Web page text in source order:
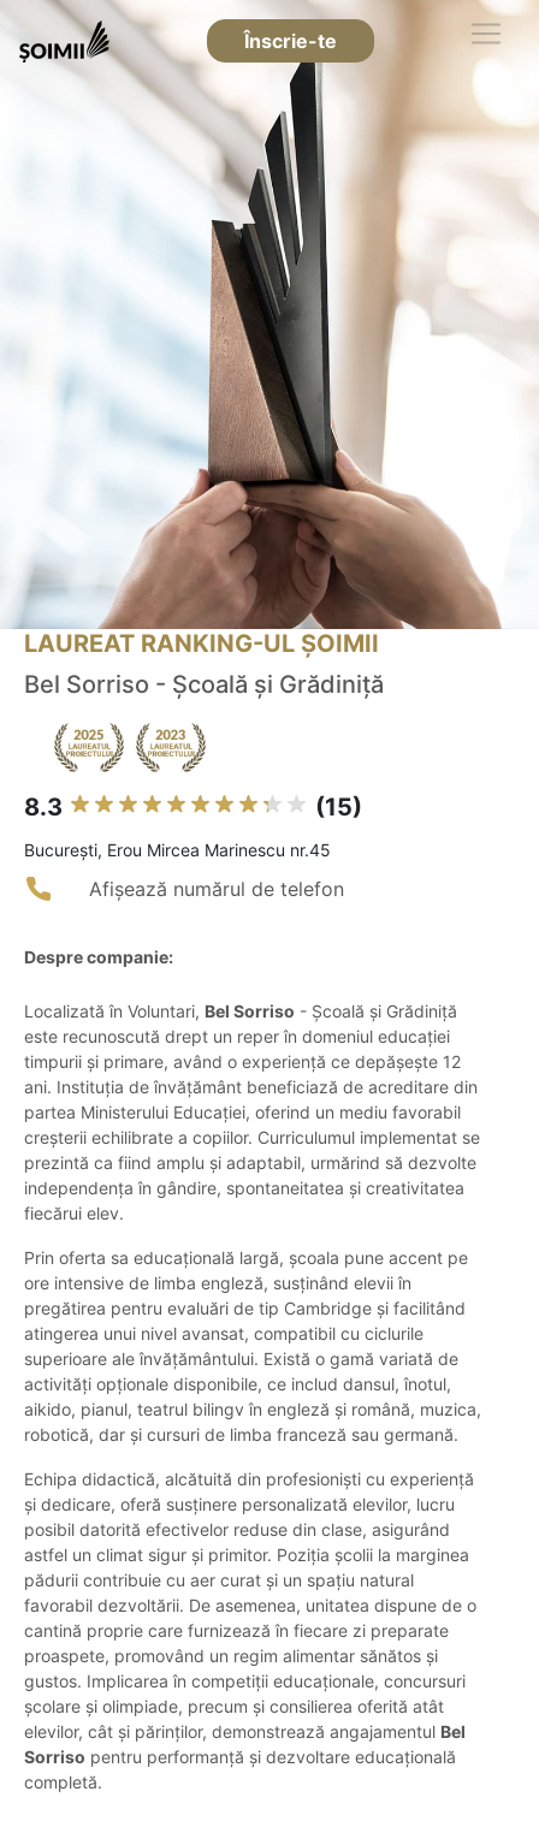
Înscrie-te
LAUREAT RANKING-UL ȘOIMII
Bel Sorriso - Școală și Grădiniță
8.3 (15)
Bucureşti, Erou Mircea Marinescu nr.45
Afișează numărul de telefon
Despre companie:
Localizată în Voluntari, Bel Sorriso - Școală și Grădiniță
este recunoscută drept un reper în domeniul educației
timpurii și primare, având o experiență ce depășește 12
ani. Instituția de învățământ beneficiază de acreditare din
partea Ministerului Educației, oferind un mediu favorabil
creșterii echilibrate a copiilor. Curriculumul implementat se
prezintă ca fiind amplu și adaptabil, urmărind să dezvolte
independența în gândire, spontaneitatea și creativitatea
fiecărui elev.
Prin oferta sa educațională largă, școala pune accent pe
ore intensive de limba engleză, susținând elevii în
pregătirea pentru evaluări de tip Cambridge și facilitând
atingerea unui nivel avansat, compatibil cu ciclurile
superioare ale învățământului. Există o gamă variată de
activități opționale disponibile, ce includ dansul, înotul,
aikido, pianul, teatrul bilingv în engleză și română, muzica,
robotică, dar și cursuri de limba franceză sau germană.
Echipa didactică, alcătuită din profesioniști cu experiență
și dedicare, oferă susținere personalizată elevilor, lucru
posibil datorită efectivelor reduse din clase, asigurând
astfel un climat sigur și primitor. Poziția școlii la marginea
pădurii contribuie cu aer curat și un spațiu natural
favorabil dezvoltării. De asemenea, unitatea dispune de o
cantină proprie care furnizează în fiecare zi preparate
proaspete, promovând un regim alimentar sănătos și
gustos. Implicarea în competiții educaționale, concursuri
școlare și olimpiade, precum și consilierea oferită atât
elevilor, cât și părinților, demonstrează angajamentul Bel
Sorriso pentru performanță și dezvoltare educațională
completă.